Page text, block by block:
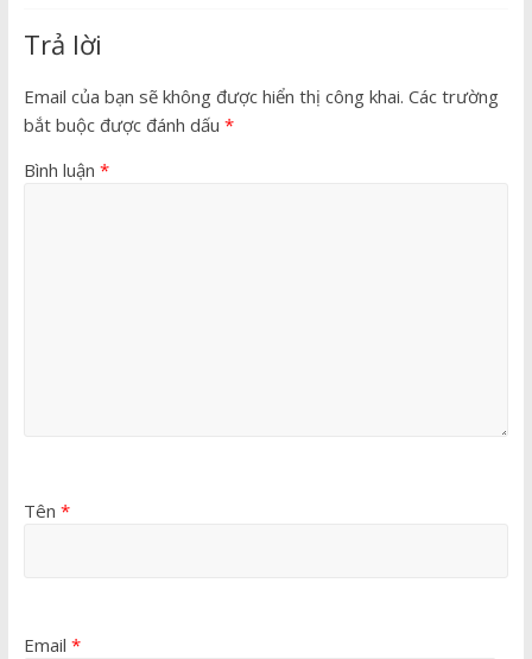
Trả lời
Email của bạn sẽ không được hiển thị công khai. Các trường
bắt buộc được đánh dấu *
Bình luận *
Tên *
Email *